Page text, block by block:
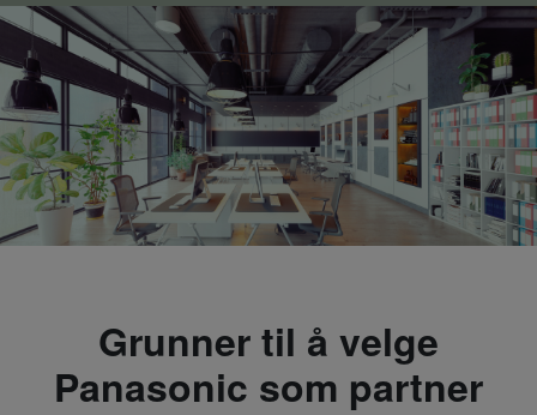
Grunner til å velge
Panasonic som partner